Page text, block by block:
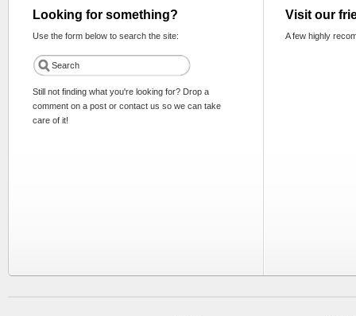
Looking for something?
Use the form below to search the site:
Still not finding what you're looking for? Drop a
comment on a post or contact us so we can take
care of it!
Visit our
A few highly